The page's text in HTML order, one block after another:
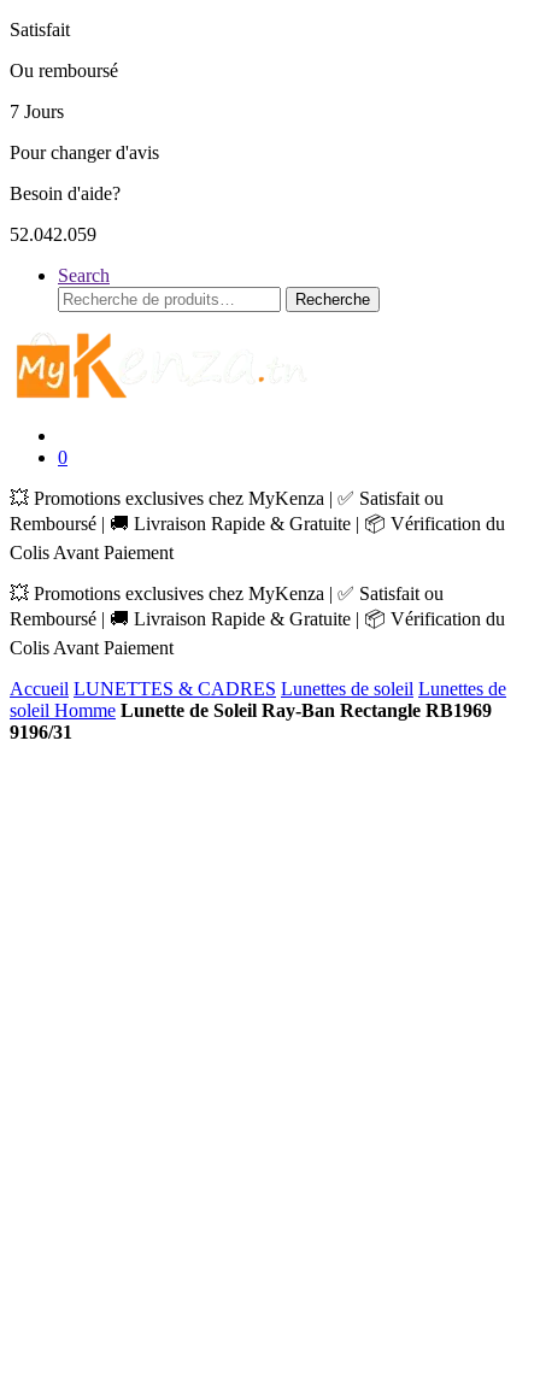
Satisfait
Ou remboursé
7 Jours
Pour changer d'avis
Besoin d'aide?
52.042.059
Search
Recherche
pour :
Recherche
0
💥 Promotions exclusives chez MyKenza | ✅ Satisfait ou
Remboursé | 🚚 Livraison Rapide & Gratuite | 📦 Vérification du
Colis Avant Paiement
💥 Promotions exclusives chez MyKenza | ✅ Satisfait ou
Remboursé | 🚚 Livraison Rapide & Gratuite | 📦 Vérification du
Colis Avant Paiement
Accueil LUNETTES & CADRES Lunettes de soleil Lunettes de
soleil Homme Lunette de Soleil Ray-Ban Rectangle RB1969
9196/31